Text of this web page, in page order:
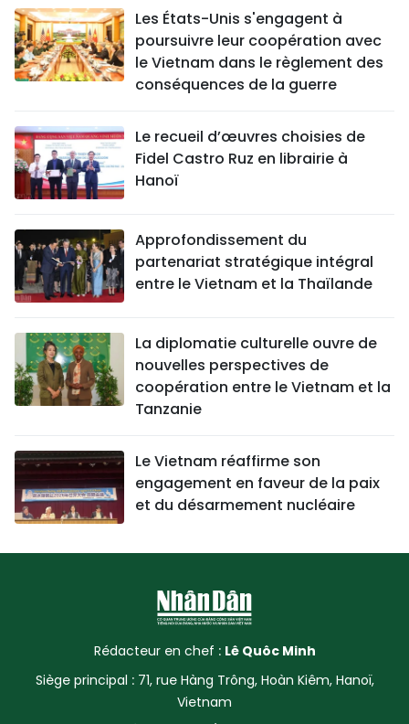
Les États-Unis s'engagent à
poursuivre leur coopération avec
le Vietnam dans le règlement des
conséquences de la guerre
Le recueil d’œuvres choisies de
Fidel Castro Ruz en librairie à
Hanoï
Approfondissement du
partenariat stratégique intégral
entre le Vietnam et la Thaïlande
La diplomatie culturelle ouvre de
nouvelles perspectives de
coopération entre le Vietnam et la
Tanzanie
Le Vietnam réaffirme son
engagement en faveur de la paix
et du désarmement nucléaire
Rédacteur en chef : Lê Quôc Minh
Siège principal : 71, rue Hàng Trông, Hoàn Kiêm, Hanoï,
Vietnam